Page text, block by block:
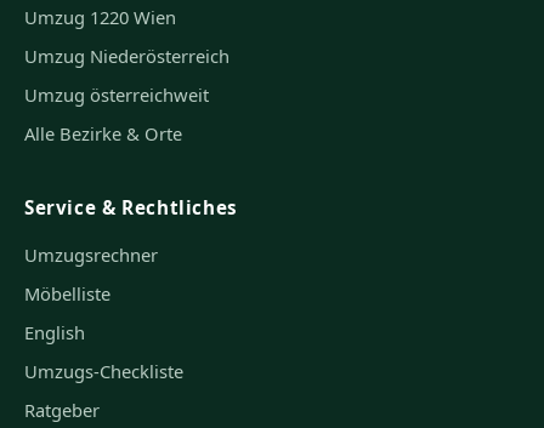
Umzug 1220 Wien
Umzug Niederösterreich
Umzug österreichweit
Alle Bezirke & Orte
Service & Rechtliches
Umzugsrechner
Möbelliste
English
Umzugs-Checkliste
Ratgeber